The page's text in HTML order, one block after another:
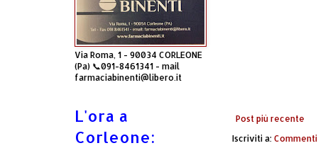
Post più recente
Iscriviti a:
Via Roma, 1 - 90034 CORLEONE
(Pa) 📞091-8461341 - mail
farmaciabinenti@libero.it
L'ora a
Corleone: